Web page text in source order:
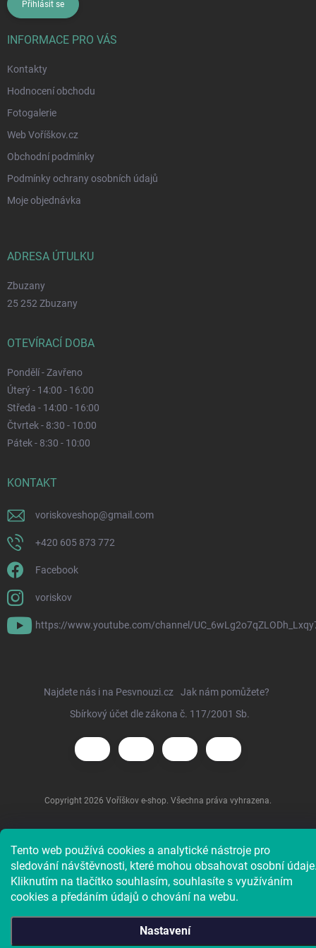
Tento web používá cookies a analytické nástroje pro
sledování návštěvnosti, které mohou obsahovat osobní
Kliknutím na tlačítko souhlasím, souhlasíte s využíváním
cookies a předáním údajů o chování na webu.
Nastavení
Přihlásit se
INFORMACE PRO VÁS
Kontakty
Hodnocení obchodu
Fotogalerie
Web Voříškov.cz
Obchodní podmínky
Podmínky ochrany osobních údajů
Moje objednávka
ADRESA ÚTULKU
Zbuzany
25 252 Zbuzany
OTEVÍRACÍ DOBA
Pondělí - Zavřeno
Úterý - 14:00 - 16:00
Středa - 14:00 - 16:00
Čtvrtek - 8:30 - 10:00
Pátek - 8:30 - 10:00
KONTAKT
voriskoveshop@gmail.com
+420 605 873 772
Facebook
voriskov
https://www.youtube.com/channel/
Najdete nás i na Pesvnouzi.cz
Jak nám pomůžete?
Sbírkový účet dle zákona č. 117/2001 Sb.
Copyright 2026 Voříškov e-shop. Všechna práva vyhrazena.